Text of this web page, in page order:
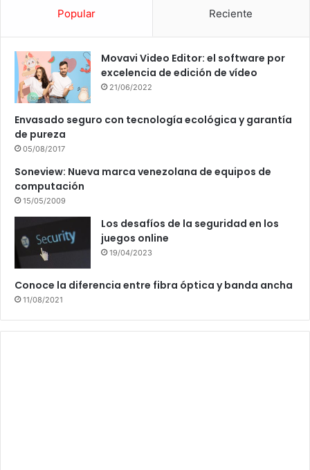
Popular Reciente
Movavi Video Editor: el software por
excelencia de edición de vídeo
21/06/2022
Envasado seguro con tecnología ecológica y garantía
de pureza
05/08/2017
Soneview: Nueva marca venezolana de equipos de
computación
15/05/2009
Los desafíos de la seguridad en los
juegos online
19/04/2023
Conoce la diferencia entre fibra óptica y banda ancha
11/08/2021